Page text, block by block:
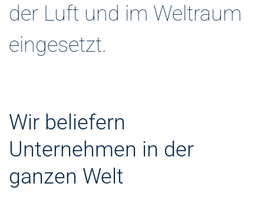
der Luft und im Weltraum
eingesetzt.
Wir beliefern
Unternehmen in der
ganzen Welt